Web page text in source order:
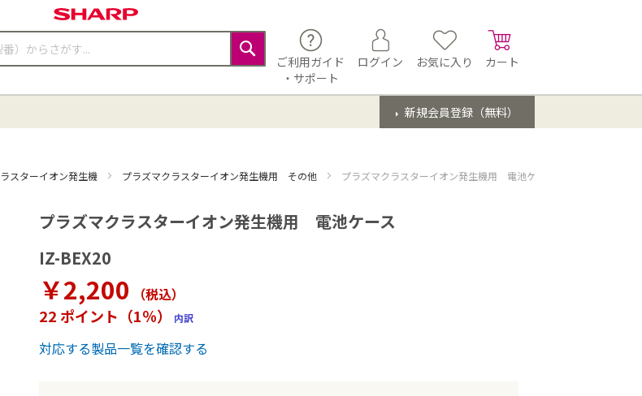
検
ご利用ガイド
・サポート
ログイン お気に入り カート
新規会員登録（無料）
スターイオン発生機 プラズマクラスターイオン発生機用 その他 プラズマクラスターイオン発生機用 電池ケース
プラズマクラスターイオン発生機用 電池ケース
IZ-BEX20
￥2,200 （税込）
22 ポイント（1％） 内訳
対応する製品一覧を確認する